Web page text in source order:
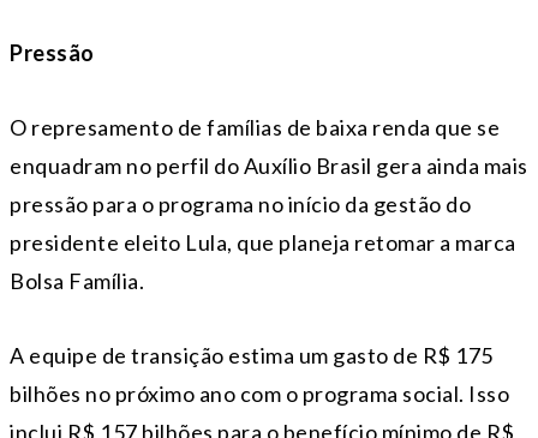
Pressão
O represamento de famílias de baixa renda que se
enquadram no perfil do Auxílio Brasil gera ainda mais
pressão para o programa no início da gestão do
presidente eleito Lula, que planeja retomar a marca
Bolsa Família.
A equipe de transição estima um gasto de R$ 175
bilhões no próximo ano com o programa social. Isso
inclui R$ 157 bilhões para o benefício mínimo de R$